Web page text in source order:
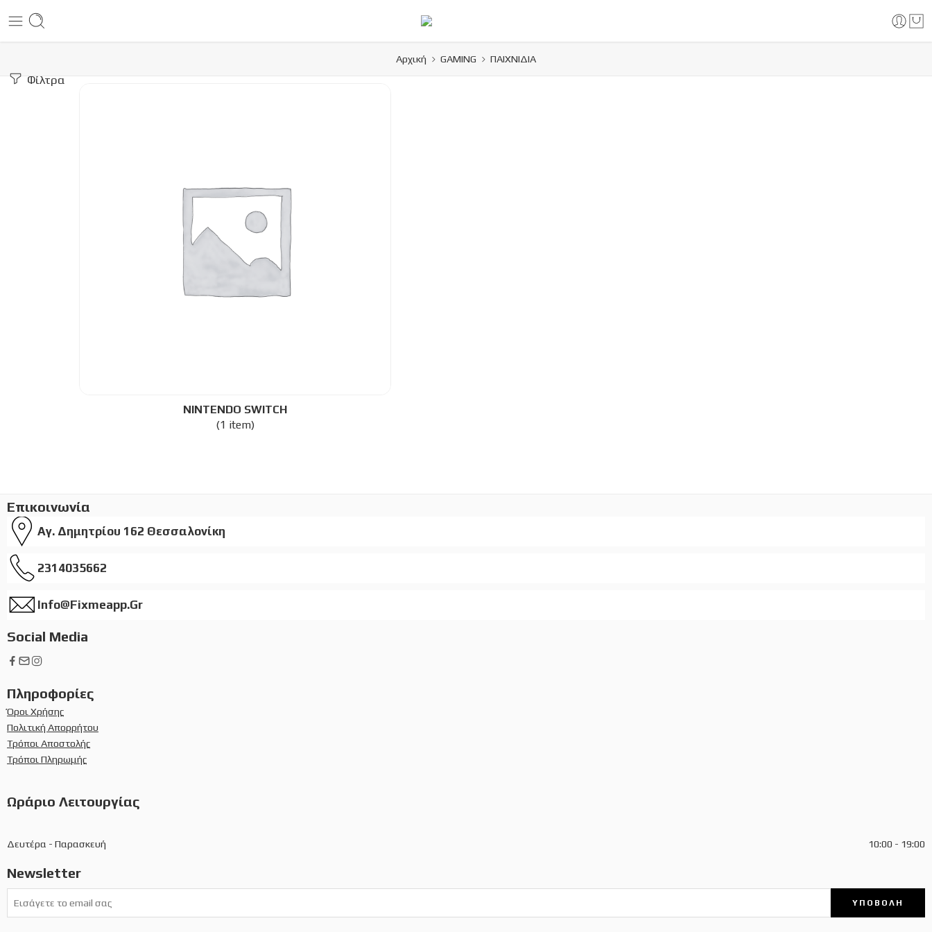
Αρχική GAMING ΠΑΙΧΝΙΔΙΑ
Φίλτρα
NINTENDO SWITCH
(1 item)
Επικοινωνία
Αγ. Δημητρίου 162 Θεσσαλονίκη
2314035662
Info@fixmeapp.gr
Social Media
Πληροφορίες
Όροι Χρήσης
Πολιτική Απορρήτου
Τρόποι Αποστολής
Τρόποι Πληρωμής
Ωράριο Λειτουργίας
Δευτέρα - Παρασκευή 10:00 - 19:00
Newsletter